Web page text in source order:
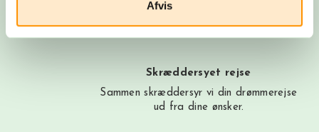
Afvis
Skræddersyet rejse
Sammen skræddersyr vi din drømmerejse
ud fra dine ønsker.